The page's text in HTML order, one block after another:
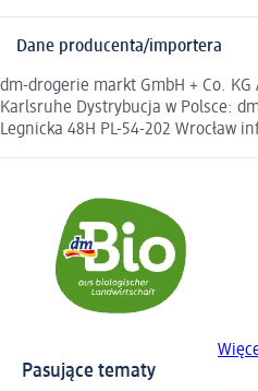
Dane producenta/importera
dm-drogerie markt GmbH + Co. KG
Karlsruhe Dystrybucja w Polsce:
Legnicka 48H PL-54-202 Wrocław
Pasujące tematy